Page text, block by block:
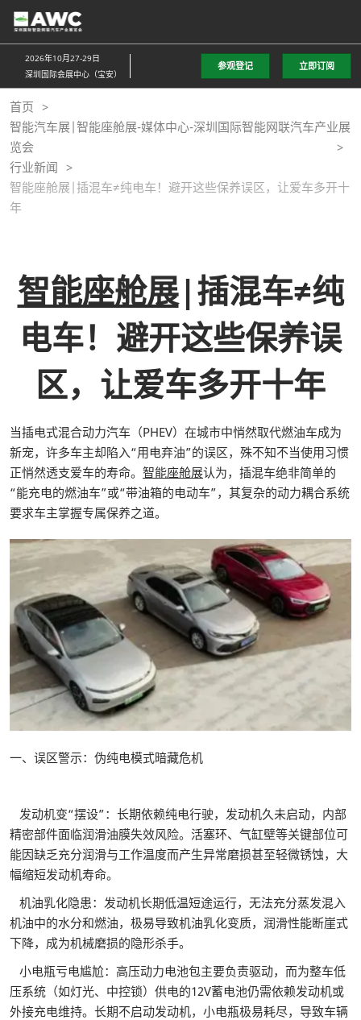
直
接
跳
至
内
容
2026年10月27-29日
深圳国际会展中心（宝安）
参观登记 立即订阅
首页
智能汽车展|智能座舱展-媒体中心-深圳国际智能网联汽车产业展
览会
行业新闻
智能座舱展|插混车≠纯电车！避开这些保养误区，让爱车多开十
年
智能座舱展|插混车≠纯
电车！避开这些保养误
区，让爱车多开十年
当插电式混合动力汽车（PHEV）在城市中悄然取代燃油车成为
新宠，许多车主却陷入“用电弃油”的误区，殊不知不当使用习惯
正悄然透支爱车的寿命。 智能座舱展认为，插混车绝非简单的
“能充电的燃油车”或“带油箱的电动车”，其复杂的动力耦合系统
要求车主掌握专属保养之道。
一、误区警示：伪纯电模式暗藏危机
发动机变“摆设”：长期依赖纯电行驶，发动机久未启动，内部
精密部件面临润滑油膜失效风险。活塞环、气缸壁等关键部位可
能因缺乏充分润滑与工作温度而产生异常磨损甚至轻微锈蚀，大
幅缩短发动机寿命。
机油乳化隐患：发动机长期低温短途运行，无法充分蒸发混入
机油中的水分和燃油，极易导致机油乳化变质，润滑性能断崖式
下降，成为机械磨损的隐形杀手。
小电瓶亏电尴尬：高压动力电池包主要负责驱动，而为整车低
压系统（如灯光、中控锁）供电的12V蓄电池仍需依赖发动机或
外接充电维持。长期不启动发动机，小电瓶极易耗尽，导致车辆